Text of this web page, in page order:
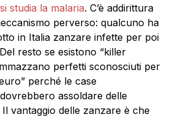
studia la malaria. C’è addirittura
perverso: qualcuno ha
in Italia zanzare infette per poi
resto se esistono “killer
perfetti sconosciuti per
perché le case
assoldare delle
vantaggio delle zanzare è che